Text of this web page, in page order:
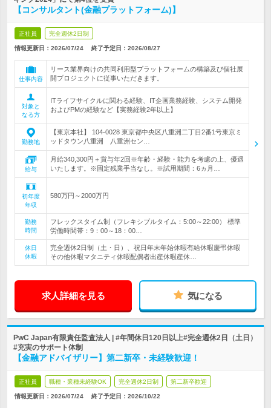
【コンサルタント(金融プラットフォーム)】
正社員 完全週休2日制
情報更新日：2026/07/24 終了予定日： 2026/08/27
仕事内容
リース業界向けの共同利用型プラットフォームの構築及び個社展
開プロジェクトに従事いただきます。
対象と
なる方
ITライフサイクルに関わる経験、IT企画業務経験、システム開発
およびPMの経験など【実務経験2年以上】
勤務地
【東京本社】 104-0028 東京都中央区八重洲二丁目2番1号東京ミ
ッドタウン八重洲 八重洲セン…
給与
月給340,300円＋賞与年2回※年齢・経験・能力を考慮の上、優遇
いたします。※固定残業手当なし。※試用期間：6ヵ月…
初年度
年収
580万円～2000万円
勤務
時間
フレックスタイム制（フレキシブルタイム：5:00～22:00） 標準
労働時間帯：9：00～18：00…
休日
休暇
完全週休2日制（土・日）、祝日年末年始休暇有給休暇慶弔休暇
その他休暇マタニティ休暇配偶者出産休暇産休…
求人詳細を見る 気になる
PwC Japan有限責任監査法人 | #年間休日120日以上#完全週休2日（土日）
#充実のサポート体制
【金融アドバイザリー】第二新卒・未経験歓迎！
正社員 職種・業種未経験OK 完全週休2日制 第二新卒歓迎
情報更新日：2026/07/24 終了予定日： 2026/10/22